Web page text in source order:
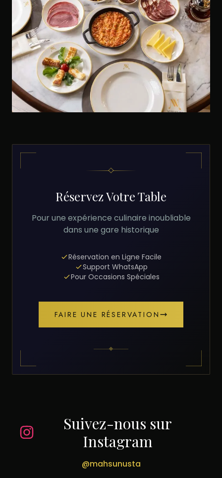
Réservez Votre Table
Pour une expérience culinaire inoubliable
dans une gare historique
Réservation en Ligne Facile
Support WhatsApp
Pour Occasions Spéciales
FAIRE UNE RÉSERVATION
Suivez-nous sur
Instagram
@mahsunusta